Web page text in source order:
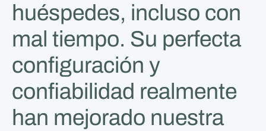
huéspedes, incluso con
mal tiempo. Su perfecta
configuración y
confiabilidad realmente
han mejorado nuestra